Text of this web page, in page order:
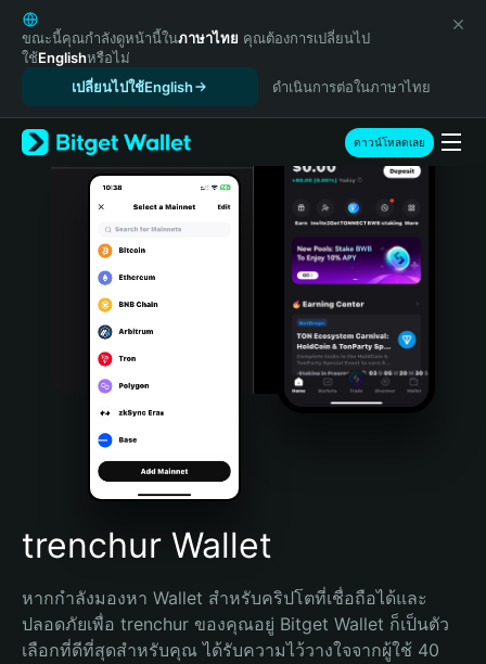
English
日本語
Tiếng Việt
Español (Latinoamérica)
Türkçe
Italiano
Português (Portugal)
Bahasa Indonesia
Português (Brasil)
Español (Argentina)
ขณะนี้คุณกำลังดูหน้านี้ในภาษาไทย คุณต้องการเปลี่ยนไป
ใช้Englishหรือไม่
เปลี่ยนไปใช้English
ดำเนินการต่อในภาษาไทย
ดาวน์โหลดเลย
trenchur Wallet
หากกำลังมองหา Wallet สำหรับคริปโตที่เชื่อถือได้และ
ปลอดภัยเพื่อ trenchur ของคุณอยู่ Bitget Wallet ก็เป็นตัว
เลือกที่ดีที่สุดสำหรับคุณ ได้รับความไว้วางใจจากผู้ใช้ 40